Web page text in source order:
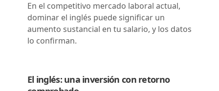
En el competitivo mercado laboral actual,
dominar el inglés puede significar un
aumento sustancial en tu salario, y los datos
lo confirman.
El inglés: una inversión con retorno